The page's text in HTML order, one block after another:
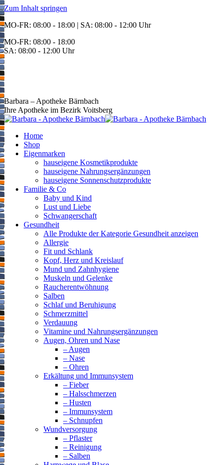
Zum Inhalt springen
MO-FR: 08:00 - 18:00 | SA: 08:00 - 12:00 Uhr
MO-FR: 08:00 - 18:00
SA: 08:00 - 12:00 Uhr
BEREITSCHAFT
+43 3142 62553
Barbara – Apotheke Bärnbach
Ihre Apotheke im Bezirk Voitsberg
Home
Shop
Eigenmarken
hauseigene Kosmetikprodukte
hauseigene Nahrungsergänzungen
hauseigene Sonnenschutzprodukte
Familie & Co
Baby und Kind
Lust und Liebe
Schwangerschaft
Gesundheit
Alle Produkte der Kategorie Gesundheit anzeigen
Allergie
Fit und Schlank
Kopf, Herz und Kreislauf
Mund und Zahnhygiene
Muskeln und Gelenke
Raucherentwöhnung
Salben
Schlaf und Beruhigung
Schmerzmittel
Verdauung
Vitamine und Nahrungsergänzungen
Augen, Ohren und Nase
– Augen
– Nase
– Ohren
Erkältung und Immunsystem
– Fieber
– Halsschmerzen
– Husten
– Immunsystem
– Schnupfen
Wundversorgung
– Pflaster
– Reinigung
– Salben